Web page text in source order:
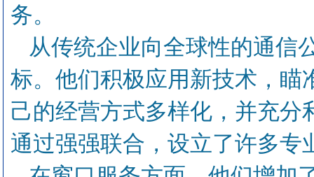
务。
从传统企业向全球性的通信
标。他们积极应用新技术，瞄
己的经营方式多样化，并充
通过强强联合，设立了许多专